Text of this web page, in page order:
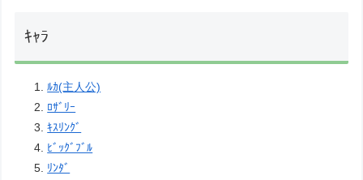
ｷｬﾗ
ﾙｶ(主人公)
ﾛｻﾞﾘｰ
ｷｽﾘﾝｸﾞ
ﾋﾞｯｸﾞﾌﾞﾙ
ﾘﾝﾀﾞ